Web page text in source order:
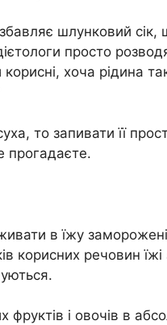
шлунковий
просто
корисні, хоча рідина
то запивати її
прогадаєте.
в їжу
корисних речовин
фруктів і овочів в